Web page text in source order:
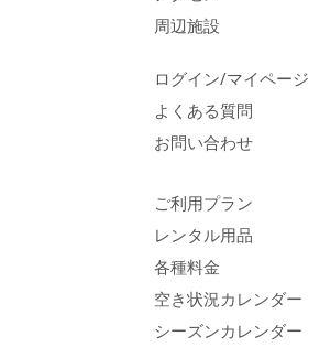
周辺施設
ログイン/マイページ
よくある質問
お問い合わせ
ご利用プラン
レンタル用品
各種料金
空き状況カレンダー
シーズンカレンダー